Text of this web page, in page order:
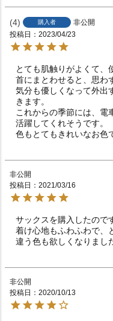
4 購入者
非公開
投稿日
2023/04/23
とても肌触りがよくて、
首にまとわせると、思わ
気分も優しくなって外出
きます。
これからの季節には、電
活躍してくれそうです。
色もとてもきれいなお色
非公開
投稿日
2021/03/16
サックスを購入したので
着け心地もふわふわで、
違う色も欲しくなりまし
非公開
投稿日
2020/10/13